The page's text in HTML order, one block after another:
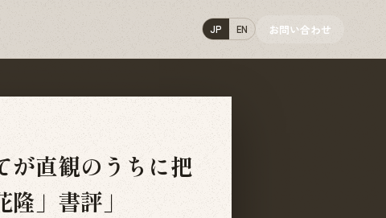
JP EN お問い合わせ
が直観のうちに把
」書評」